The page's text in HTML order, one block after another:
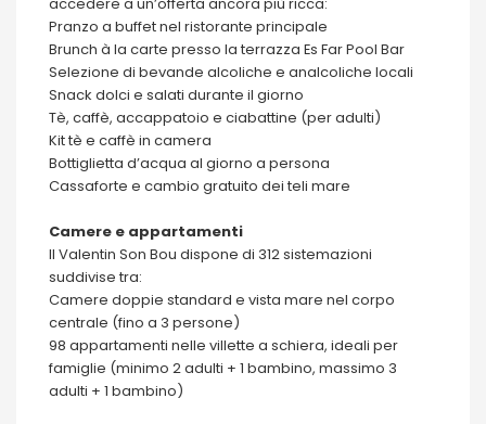
Pranzo a buffet nel ristorante principale
Brunch à la carte presso la terrazza Es Far Pool Bar
Selezione di bevande alcoliche e analcoliche locali
Snack dolci e salati durante il giorno
Tè, caffè, accappatoio e ciabattine (per adulti)
Kit tè e caffè in camera
Bottiglietta d’acqua al giorno a persona
Cassaforte e cambio gratuito dei teli mare
Camere e appartamenti
Il Valentin Son Bou dispone di 312 sistemazioni
suddivise tra:
Camere doppie standard e vista mare nel corpo
centrale (fino a 3 persone)
98 appartamenti nelle villette a schiera, ideali per
famiglie (minimo 2 adulti + 1 bambino, massimo 3
adulti + 1 bambino)